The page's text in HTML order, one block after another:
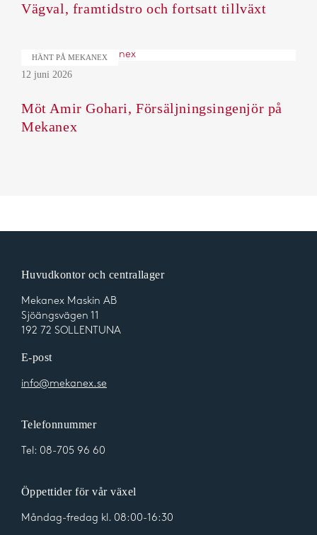
Vägval, framtidstro och fortsatt tillväxt
HÄNT PÅ MEKANEX
12 juni 2026
Möt Amir Gohari, Försäljningsingenjör på
Mekanex
Huvudkontor och centrallager
Mekanex Maskin AB
Sjöängsvägen 11
192 72 SOLLENTUNA
E-post
info@mekanex.se
Telefonnummer
Tel: 08-705 96 60
Öppettider för vår växel
Måndag-fredag kl. 08:00-16:30